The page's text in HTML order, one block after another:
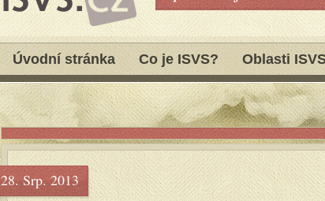
Úvodní stránka Co je ISVS? Oblasti
28. Srp. 2013